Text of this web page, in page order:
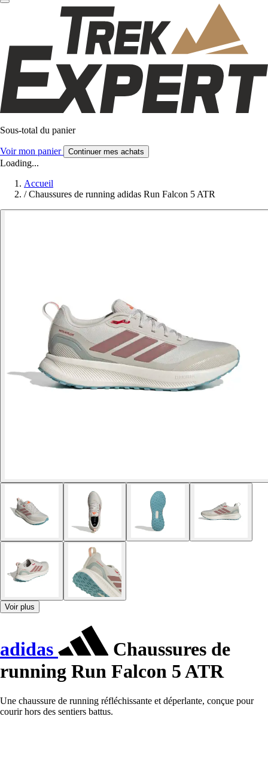
Sous-total du panier
Voir mon panier Continuer mes achats
Loading...
Accueil
/ Chaussures de running adidas Run Falcon 5 ATR
Voir plus
adidas
Chaussures de
running Run Falcon 5 ATR
Une chaussure de running réfléchissante et déperlante, conçue pour
courir hors des sentiers battus.